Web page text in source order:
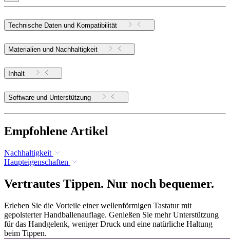
Technische Daten und Kompatibilität
Materialien und Nachhaltigkeit
Inhalt
Software und Unterstützung
Empfohlene Artikel
Nachhaltigkeit
Haupteigenschaften
Vertrautes Tippen. Nur noch bequemer.
Erleben Sie die Vorteile einer wellenförmigen Tastatur mit
gepolsterter Handballenauflage. Genießen Sie mehr Unterstützung
für das Handgelenk, weniger Druck und eine natürliche Haltung
beim Tippen.